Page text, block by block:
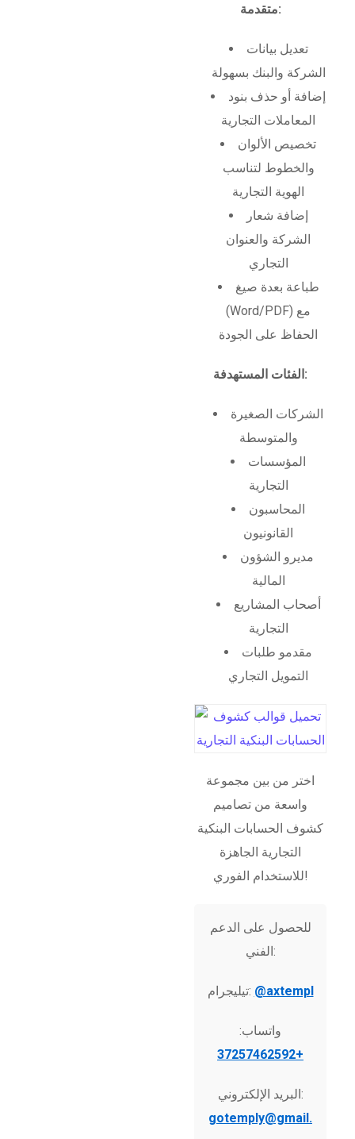
متقدمة:
تعديل بيانات
الشركة والبنك بسهولة
إضافة أو حذف بنود
المعاملات التجارية
تخصيص الألوان
والخطوط لتناسب
الهوية التجارية
إضافة شعار
الشركة والعنوان
التجاري
طباعة بعدة صيغ
(Word/PDF) مع
الحفاظ على الجودة
الفئات المستهدفة:
الشركات الصغيرة
والمتوسطة
المؤسسات
التجارية
المحاسبون
القانونيون
مديرو الشؤون
المالية
أصحاب المشاريع
التجارية
مقدمو طلبات
التمويل التجاري
اختر من بين مجموعة
واسعة من تصاميم
كشوف الحسابات البنكية
التجارية الجاهزة
للاستخدام الفوري!
للحصول على الدعم
الفني:
تيليجرام: @axtempl
واتساب:
+37257462592
البريد الإلكتروني:
gotemply@gmail.